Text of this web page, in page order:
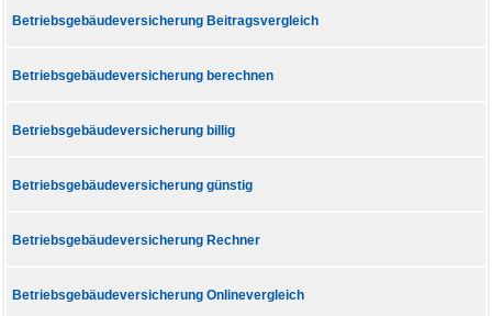
Betriebsgebäudeversicherung Beitragsvergleich
Betriebsgebäudeversicherung berechnen
Betriebsgebäudeversicherung billig
Betriebsgebäudeversicherung günstig
Betriebsgebäudeversicherung Rechner
Betriebsgebäudeversicherung Onlinevergleich